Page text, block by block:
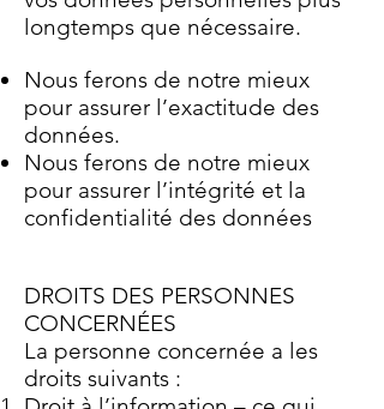
longtemps que nécessaire.
Nous ferons de notre mieux
pour assurer l’exactitude des
données.
Nous ferons de notre mieux
pour assurer l’intégrité et la
confidentialité des données
DROITS DES PERSONNES
CONCERNÉES
La personne concernée a les
droits suivants :